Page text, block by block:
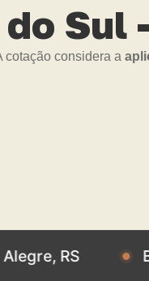
Sul
cotação considera a
Base